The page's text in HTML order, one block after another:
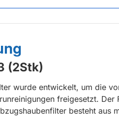
(2Stk)
wurde entwickelt, um die
freigesetzt.
besteht aus